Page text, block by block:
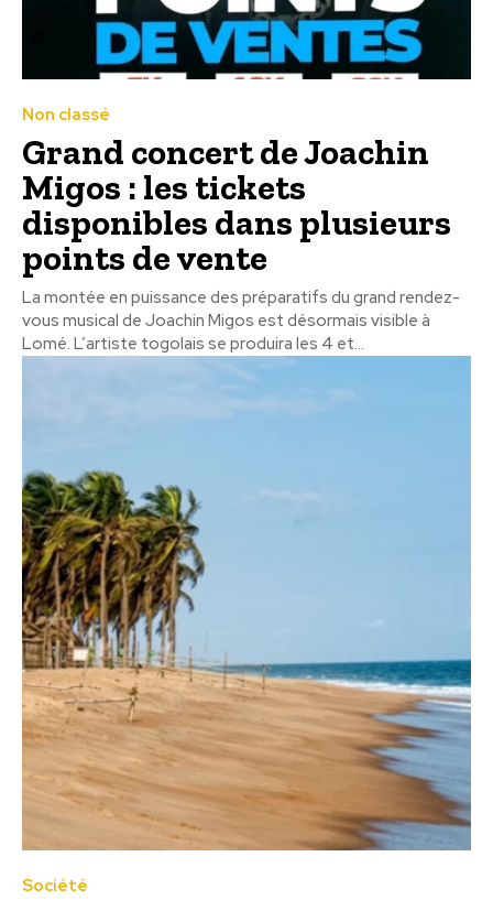
Non classé
Grand concert de Joachin
Migos : les tickets
disponibles dans plusieurs
points de vente
La montée en puissance des préparatifs du grand rendez-
vous musical de Joachin Migos est désormais visible à
Lomé. L’artiste togolais se produira les 4 et...
Société